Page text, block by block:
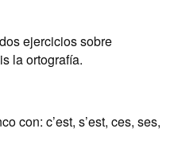
ejercicios sobre
la ortografía.
con: c’est, s’est, ces, ses,